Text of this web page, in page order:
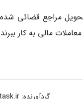
مراجع قضائی
مالی به کار
گردآورنده: